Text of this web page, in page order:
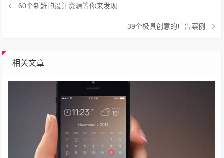
60个新鲜的设计资源等你来发现
39个极具创意的广告案例
相关文章